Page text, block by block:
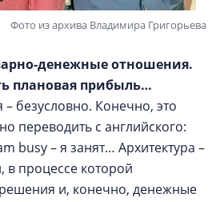
Фото из архива Владимира Григорьева
денежные отношения.
плановая прибыль…
– безусловно. Конечно, это
переводить с английского:
busy – я занят… Архитектура –
в процессе которой
и, конечно, денежные